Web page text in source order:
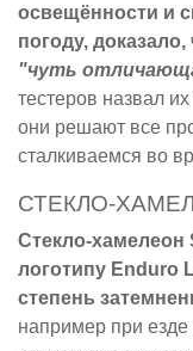
освещённости и
погоду,
"чуть
тестеров назвал их
они решают все
сталкиваемся во
СТЕКЛО-
Стекло-хамелеон
логотипу Enduro
степень
например при